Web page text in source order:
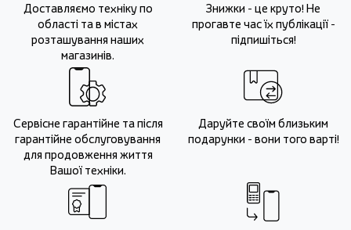
Доставляємо техніку по
області та в містах
розташування наших
магазинів.
Знижки - це круто! Не
прогавте час їх публікації -
підпишіться!
Сервісне гарантійне та після
гарантійне обслуговування
для продовження життя
Вашої техніки.
Даруйте своїм близьким
подарунки - вони того варті!